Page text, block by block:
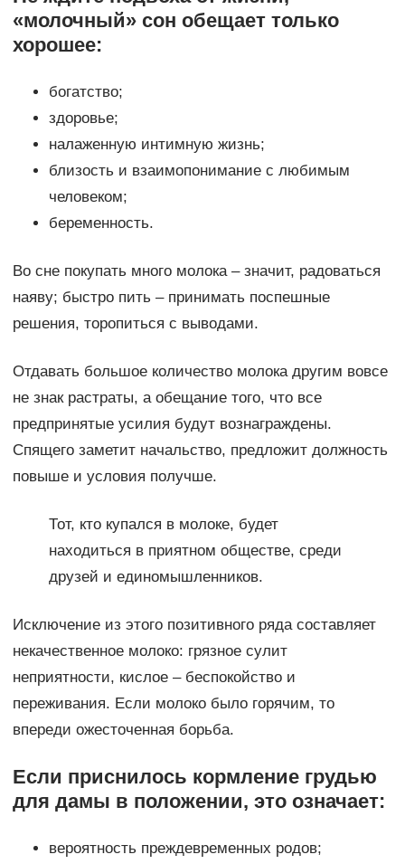
«молочный» сон обещает только
хорошее:
богатство;
здоровье;
налаженную интимную жизнь;
близость и взаимопонимание с любимым
человеком;
беременность.
Во сне покупать много молока – значит, радоваться
наяву; быстро пить – принимать поспешные
решения, торопиться с выводами.
Отдавать большое количество молока другим вовсе
не знак растраты, а обещание того, что все
предпринятые усилия будут вознаграждены.
Спящего заметит начальство, предложит должность
повыше и условия получше.
Тот, кто купался в молоке, будет
находиться в приятном обществе, среди
друзей и единомышленников.
Исключение из этого позитивного ряда составляет
некачественное молоко: грязное сулит
неприятности, кислое – беспокойство и
переживания. Если молоко было горячим, то
впереди ожесточенная борьба.
Если приснилось кормление грудью
для дамы в положении, это означает:
вероятность преждевременных родов;